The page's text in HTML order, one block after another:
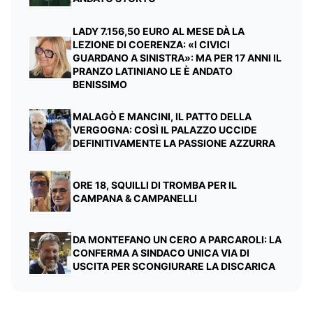
LADY 7.156,50 EURO AL MESE DÀ LA
LEZIONE DI COERENZA: «I CIVICI
GUARDANO A SINISTRA»: MA PER 17 ANNI IL
PRANZO LATINIANO LE È ANDATO
BENISSIMO
MALAGÒ E MANCINI, IL PATTO DELLA
VERGOGNA: COSÌ IL PALAZZO UCCIDE
DEFINITIVAMENTE LA PASSIONE AZZURRA
ORE 18, SQUILLI DI TROMBA PER IL
CAMPANA & CAMPANELLI
DA MONTEFANO UN CERO A PARCAROLI: LA
CONFERMA A SINDACO UNICA VIA DI
USCITA PER SCONGIURARE LA DISCARICA